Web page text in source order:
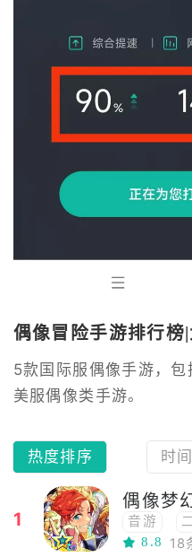
偶像冒险手游排行榜
5款国际服偶像手游，
美服偶像类手游。
热度排序 时
1
偶像梦
音游
养成
8.8 18